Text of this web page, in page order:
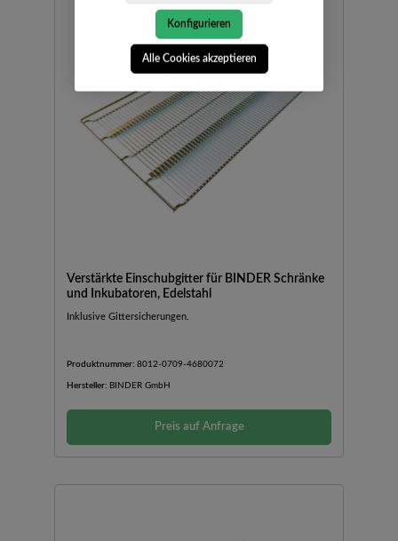
Verstärkte Einschubgitter für BINDER Schränke
und Inkubatoren, Edelstahl
Inklusive Gittersicherungen.
Produktnummer: 8012-0709-4680072
Hersteller: BINDER GmbH
Preis auf Anfrage
Konfigurieren
Alle Cookies akzeptieren